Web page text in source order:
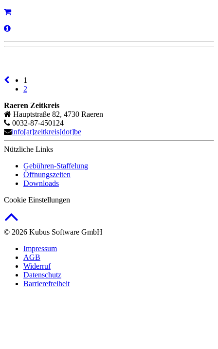
1
2
Raeren Zeitkreis
Hauptstraße 82, 4730 Raeren
0032-87-450124
info[at]zeitkreis[dot]be
Nützliche Links
Gebühren-Staffelung
Öffnungszeiten
Downloads
Cookie Einstellungen
© 2026 Kubus Software GmbH
Impressum
AGB
Widerruf
Datenschutz
Barrierefreiheit